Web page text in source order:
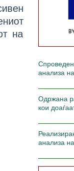
на
анализа
Одржана
кои
анализа